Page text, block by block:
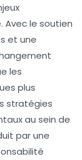
Avec le soutien
et une
les
plus
stratégies
au sein de
par une